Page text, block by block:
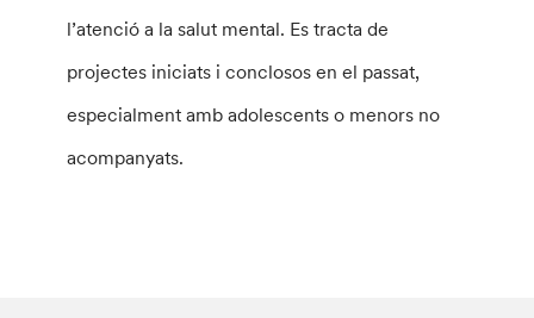
l’atenció a la salut mental. Es tracta de
projectes iniciats i conclosos en el passat,
especialment amb adolescents o menors no
acompanyats.